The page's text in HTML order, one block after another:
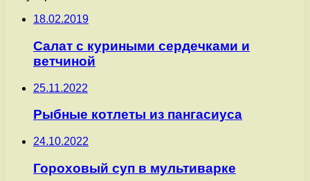
18.02.2019
Салат с куриными сердечками и
ветчиной
25.11.2022
Рыбные котлеты из пангасиуса
24.10.2022
Гороховый суп в мультиварке